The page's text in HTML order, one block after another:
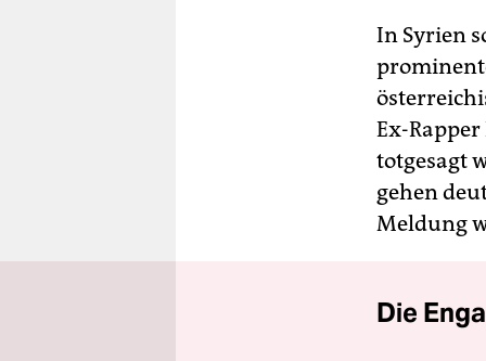
In Syrien
Ex-
totgesagt
gehen
Meldung
Die